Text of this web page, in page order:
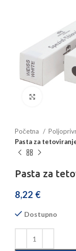
Početna
Pasta za
Pasta za
8,22 €
Dostupno